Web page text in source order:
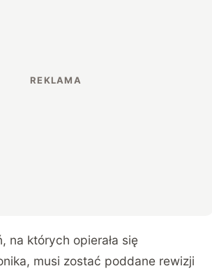
na których opierała się
musi zostać poddane rewizji